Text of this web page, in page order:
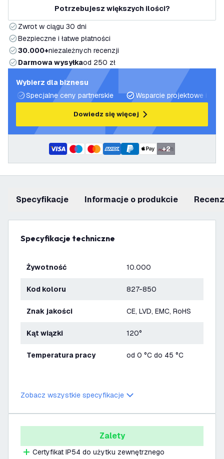
Potrzebujesz większych ilości?
Zwrot w ciągu 30 dni
Bezpieczne i łatwe płatności
30.000+niezależnych recenzji
Darmowa wysyłkaod 250 zł
Wybierz dla biznesu
Specjalne ceny partnerskie
Wsparcie projektowe i
Dowiedz się więcej
+2
Specyfikacje informacje o produkcie
Specyfikacje techniczne
Żywotność 10.000
Kod koloru 827-850
Znak jakości CE, LVD, EMC, RoHS
Kąt wiązki 120°
Temperatura pracy od 0 °C do 45 °C
Zobacz wszystkie specyfikacje
Zalety
Certyfikat IP54 do użytku zewnętrznego